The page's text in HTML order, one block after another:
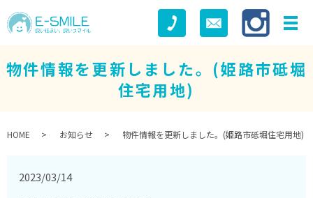
物件情報を更新しました。(姫路市砥堀
住宅用地)
HOME お知らせ 物件情報を更新しました。(姫路市砥堀住宅用地)
2023/03/14